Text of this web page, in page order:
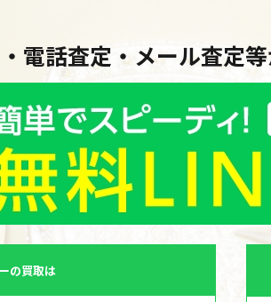
電話査定・メール査定
の買取は